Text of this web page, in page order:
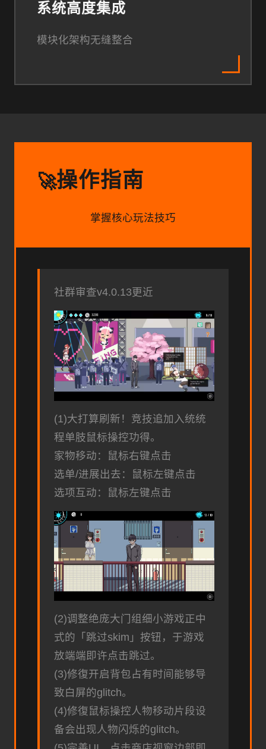
系统高度集成
模块化架构无缝整合
🚀操作指南
掌握核心玩法技巧
社群审查v4.0.13更近
(1)大打算刷新！竞技追加入统统
程单肢鼠标操控功得。
家物移动：鼠标右键点击
选单/进展出去：鼠标左键点击
选项互动：鼠标左键点击
(2)调整绝庞大门组细小游戏正中
式的「跳过skim」按钮，于游戏
放端端即许点击跳过。
(3)修復开启背包占有时间能够导
致白屏的glitch。
(4)修復鼠标操控人物移动片段设
备会出现人物闪烁的glitch。